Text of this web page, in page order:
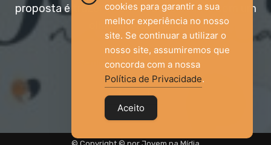
proposta é trazer informação relevante com um
olhar diferenciado.
Entre em contato:
jovemnamidia2017@gmail.com
cookies para garantir a sua
melhor experiência no nosso
site. Se continuar a utilizar o
nosso site, assumiremos que
concorda com a nossa
Política de Privacidade.
Aceito